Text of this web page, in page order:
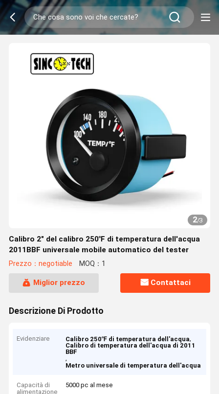
2/3
Calibro 2" del calibro 250℉ di temperatura dell'acqua
2011BBF universale mobile automatico del tester
Prezzo：negotiable MOQ：1
Miglior prezzo Contattaci
Descrizione Di Prodotto
Evidenziare Calibro 250℉ di temperatura dell'acqua,
Calibro di temperatura dell'acqua di 2011
BBF
,
Metro universale di temperatura dell'acqua
Capacità di
alimentazione
5000 pc al mese